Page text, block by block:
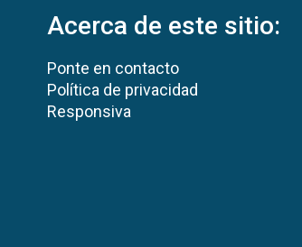
Acerca de este sitio:
Ponte en contacto
Política de privacidad
Responsiva